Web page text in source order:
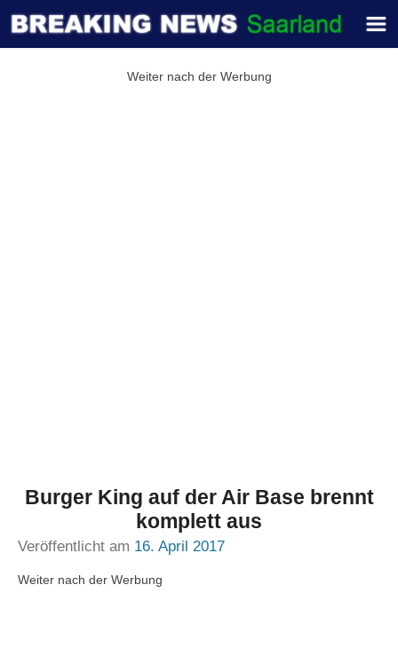
Weiter nach der Werbung
Burger King auf der Air Base brennt
komplett aus
Veröffentlicht am 16. April 2017
Weiter nach der Werbung